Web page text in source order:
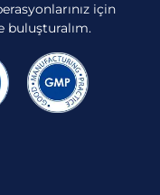
için
buluşturalım.